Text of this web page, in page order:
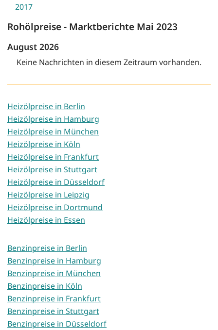
2017
Rohölpreise - Marktberichte Mai 2023
August 2026
Keine Nachrichten in diesem Zeitraum vorhanden.
Heizölpreise in Berlin
Heizölpreise in Hamburg
Heizölpreise in München
Heizölpreise in Köln
Heizölpreise in Frankfurt
Heizölpreise in Stuttgart
Heizölpreise in Düsseldorf
Heizölpreise in Leipzig
Heizölpreise in Dortmund
Heizölpreise in Essen
Benzinpreise in Berlin
Benzinpreise in Hamburg
Benzinpreise in München
Benzinpreise in Köln
Benzinpreise in Frankfurt
Benzinpreise in Stuttgart
Benzinpreise in Düsseldorf